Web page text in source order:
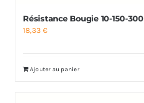
Résistance Bougie 10-150-300
18,33€
Ajouter au panier